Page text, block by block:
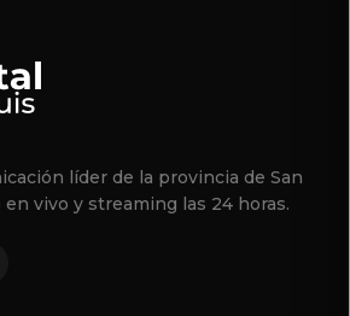
líder de la provincia de San
en vivo y streaming las 24 horas.